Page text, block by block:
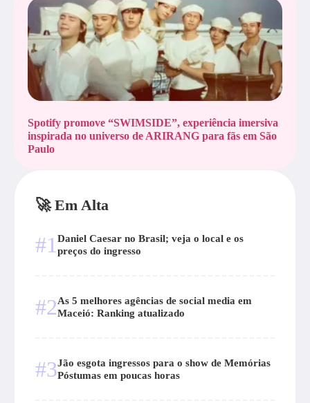
Spotify promove “SWIMSIDE”, experiência imersiva
inspirada no universo de ARIRANG para fãs em São
Paulo
🚀 Em Alta
#1 Daniel Caesar no Brasil; veja o local e os
preços do ingresso
#2As 5 melhores agências de social media em
Maceió: Ranking atualizado
#3Jão esgota ingressos para o show de Memórias
Póstumas em poucas horas